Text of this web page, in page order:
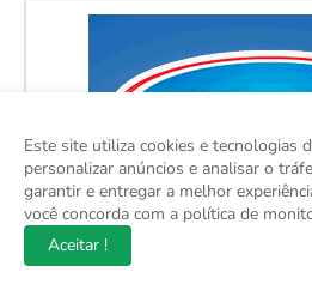
Este site utiliza cookies e tecnologias
personalizar anúncios e analisar o
garantir e entregar a melhor
você concorda com a política de
Aceitar !